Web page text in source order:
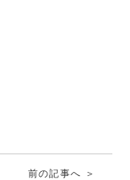
前の記事へ ＞